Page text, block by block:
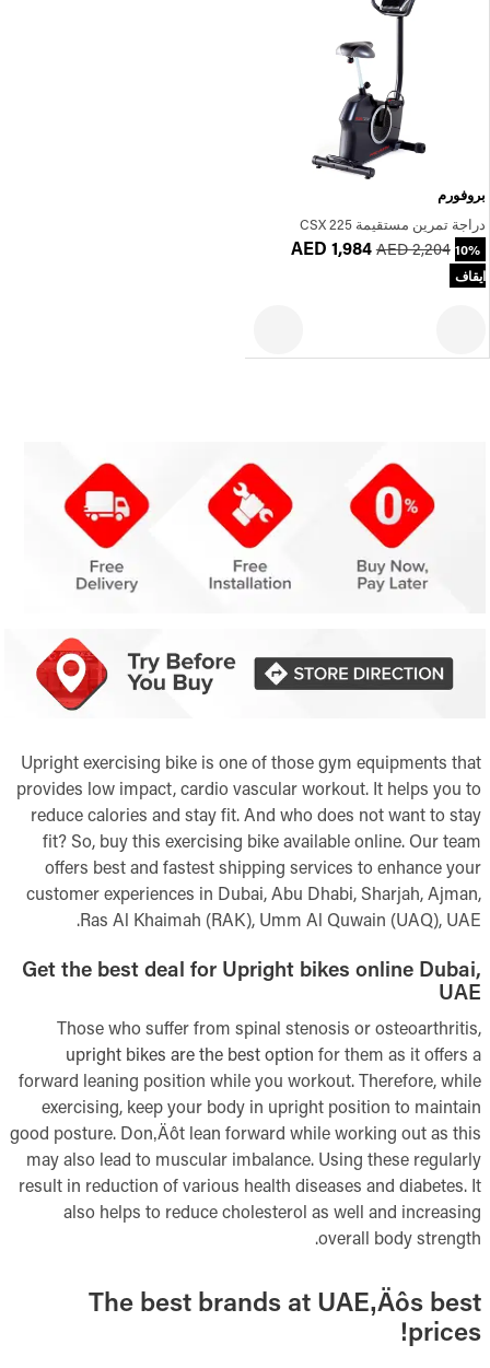
بروفورم
دراجة تمرين مستقيمة 225 CSX
AED 1,984 AED 2,204 10%
ايقاف
Upright exercising bike is one of those gym equipments that
provides low impact, cardio vascular workout. It helps you to
reduce calories and stay fit. And who does not want to stay
fit? So, buy this exercising bike available online. Our team
offers best and fastest shipping services to enhance your
customer experiences in Dubai, Abu Dhabi, Sharjah, Ajman,
Ras Al Khaimah (RAK), Umm Al Quwain (UAQ), UAE.
Get the best deal for Upright bikes online Dubai,
UAE
Those who suffer from spinal stenosis or osteoarthritis,
upright bikes are the best option for them as it offers a
forward leaning position while you workout. Therefore, while
exercising, keep your body in upright position to maintain
good posture. Don‚Äôt lean forward while working out as this
may also lead to muscular imbalance. Using these regularly
result in reduction of various health diseases and diabetes. It
also helps to reduce cholesterol as well and increasing
overall body strength.
The best brands at UAE‚Äôs best
prices!